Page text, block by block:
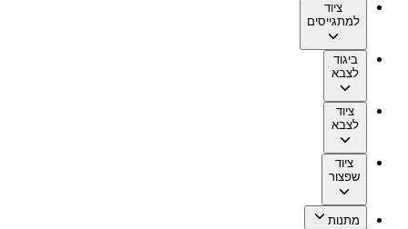
ציוד
למתגייסים
ביגוד
לצבא
ציוד
לצבא
ציוד
שפצור
מתנות